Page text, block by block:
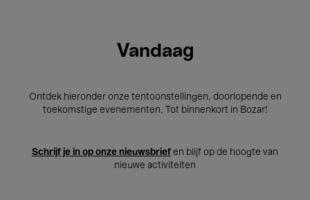
Vandaag
Ontdek hieronder onze tentoonstellingen, doorlopende en
toekomstige evenementen. Tot binnenkort in Bozar!
Schrijf je in op onze nieuwsbrief en blijf op de hoogte van
nieuwe activiteiten